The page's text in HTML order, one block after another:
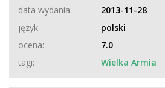
data wydania:
2013-11-28
język:
polski
ocena:
7.0
tagi:
Wielka Armia